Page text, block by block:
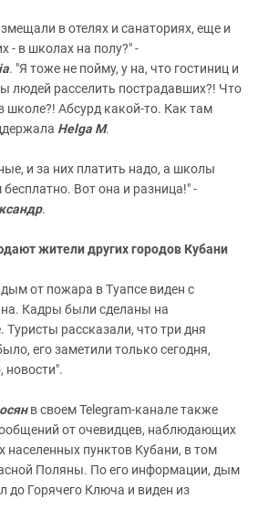
в отелях и санаториях, еще и
- в школах на полу?" -
. "Я тоже не пойму, у на, что гостиниц и
людей расселить пострадавших?! Что
школе?! Абсурд какой-то. Как там
Helga M.
и за них платить надо, а школы
Вот она и разница!" -
.
жители других городов Кубани
от пожара в Туапсе виден с
Кадры были сделаны на
рассказали, что три дня
его заметили только сегодня,
в своем Telegram-канале также
от очевидцев, наблюдающих
населенных пунктов Кубани, в том
Поляны. По его информации, дым
до Горячего Ключа и виден из